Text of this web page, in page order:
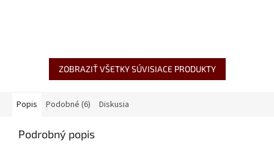
ZOBRAZIŤ VŠETKY SÚVISIACE PRODUKTY
Popis Podobné (6) Diskusia
Podrobný popis